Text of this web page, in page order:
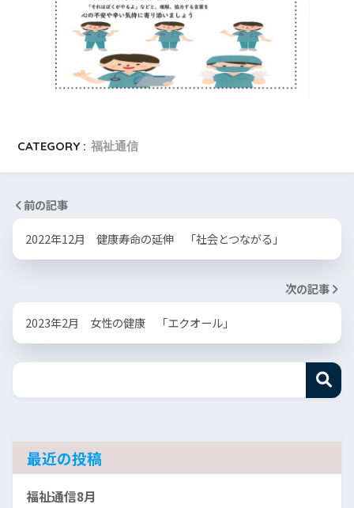
CATEGORY : 福祉通信
前の記事
2022年12月 健康寿命の延伸 「社会とつながる」
次の記事
2023年2月 女性の健康 「エクオール」
最近の投稿
福祉通信8月